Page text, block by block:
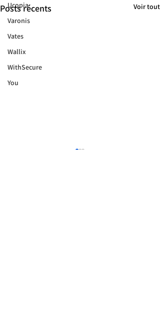
Ucopia
Varonis
Vates
Wallix
WithSecure
You
Posts récents Voir tout